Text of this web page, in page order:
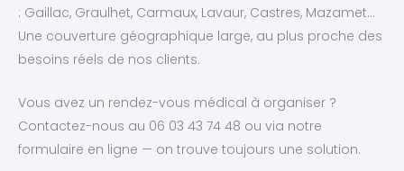
: Gaillac, Graulhet, Carmaux, Lavaur, Castres, Mazamet…
Une couverture géographique large, au plus proche des
besoins réels de nos clients.
Vous avez un rendez-vous médical à organiser ?
Contactez-nous au 06 03 43 74 48 ou via notre
formulaire en ligne — on trouve toujours une solution.